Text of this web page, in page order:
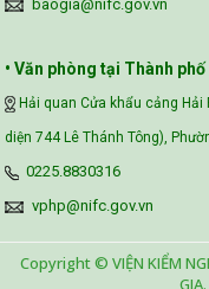
baogia@nifc.gov.vn
• Văn phòng tại Thành
Hải quan Cửa khẩu cảng Hải
diện 744 Lê Thánh Tông),
0225.8830316
vphp@nifc.gov.vn
Copyright © VIỆN KIỂM